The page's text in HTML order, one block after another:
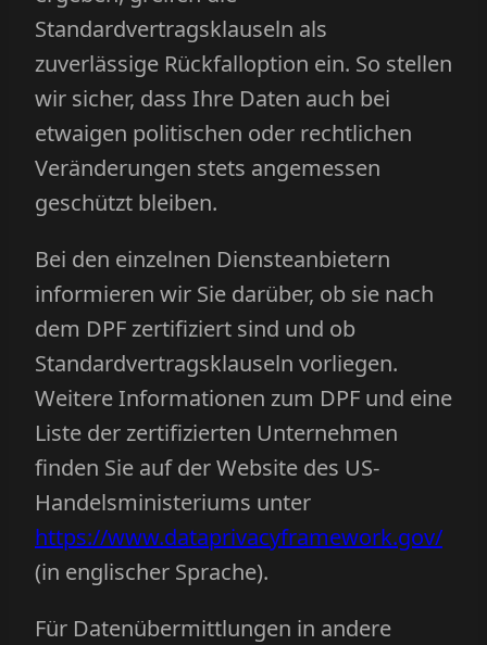
Standardvertragsklauseln als
zuverlässige Rückfalloption ein. So stellen
wir sicher, dass Ihre Daten auch bei
etwaigen politischen oder rechtlichen
Veränderungen stets angemessen
geschützt bleiben.
Bei den einzelnen Diensteanbietern
informieren wir Sie darüber, ob sie nach
dem DPF zertifiziert sind und ob
Standardvertragsklauseln vorliegen.
Weitere Informationen zum DPF und eine
Liste der zertifizierten Unternehmen
finden Sie auf der Website des US-
Handelsministeriums unter
https://www.dataprivacyframework.gov/
(in englischer Sprache).
Für Datenübermittlungen in andere